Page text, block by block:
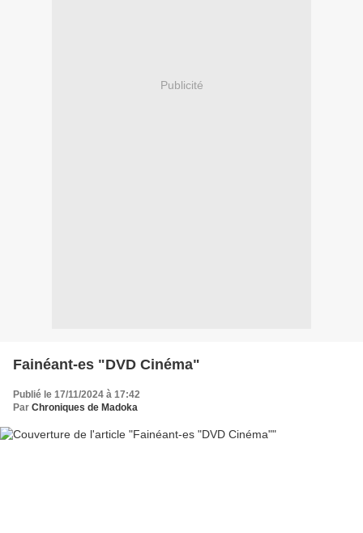
Publicité
Fainéant-es "DVD Cinéma"
Publié le 17/11/2024 à 17:42
Par Chroniques de Madoka